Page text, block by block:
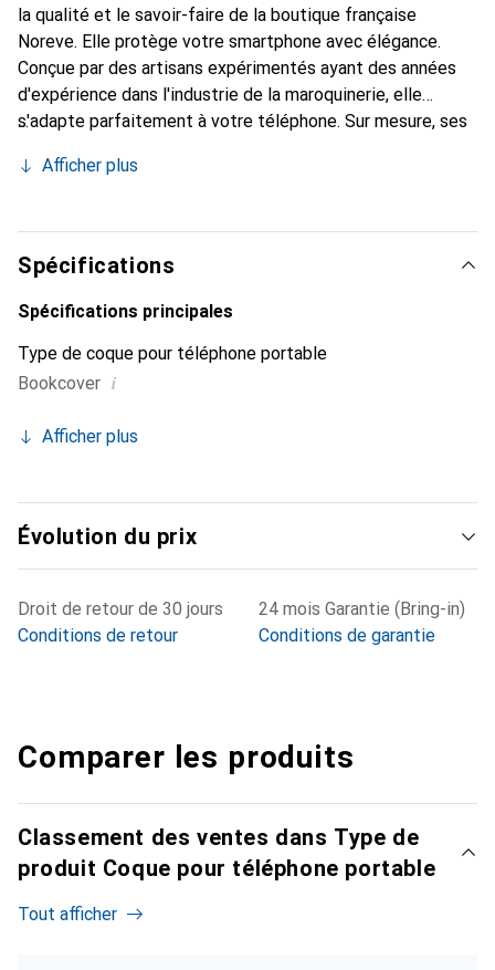
la qualité et le savoir-faire de la boutique française
Noreve. Elle protège votre smartphone avec élégance.
Conçue par des artisans expérimentés ayant des années
d'expérience dans l'industrie de la maroquinerie, elle
s'adapte parfaitement à votre téléphone. Sur mesure, ses
Elle devient l'accessoire chic et indispensable pour votre
produits de haute qualité, la marque Noreve est un choix
fiable pour une clientèle exigeante.
Afficher plus
Spécifications
Spécifications principales
Type de coque pour téléphone portable
Bookcover i
Afficher plus
Évolution du prix
Droit de retour de 30 jours
Conditions de retour
24 mois Garantie (Bring-in)
Conditions de garantie
Comparer les produits
Classement des ventes dans Type de
produit Coque pour téléphone portable
Tout afficher